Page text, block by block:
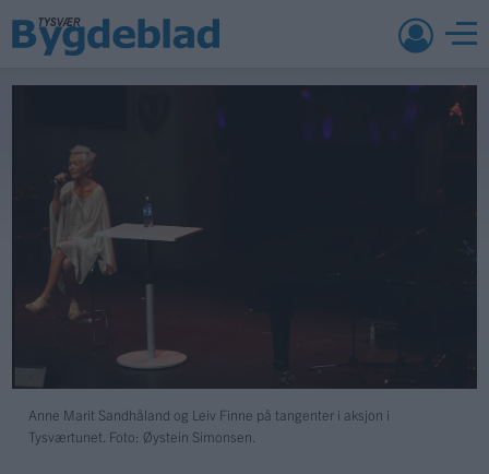
Anne Marit Sandhåland og Leiv Finne på tangenter i aksjon i
Tysværtunet. Foto: Øystein Simonsen.